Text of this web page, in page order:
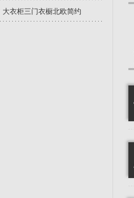
大衣柜三门衣橱北欧简约